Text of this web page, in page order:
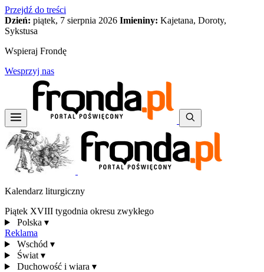
Przejdź do treści
Dzień: piątek, 7 sierpnia 2026 Imieniny: Kajetana, Doroty,
Sykstusa
Wspieraj Frondę
Wesprzyj nas
Kalendarz liturgiczny
Piątek XVIII tygodnia okresu zwykłego
Polska ▾
Reklama
Wschód ▾
Świat ▾
Duchowość i wiara ▾